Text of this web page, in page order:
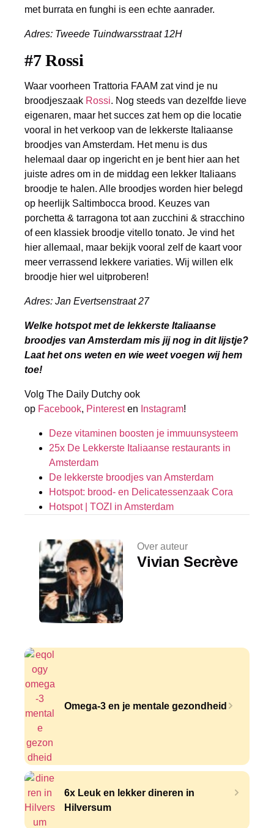
met burrata en funghi is een echte aanrader.
Adres: Tweede Tuindwarsstraat 12H
#7 Rossi
Waar voorheen Trattoria FAAM zat vind je nu
broodjeszaak Rossi. Nog steeds van dezelfde lieve
eigenaren, maar het succes zat hem op die locatie
vooral in het verkoop van de lekkerste Italiaanse
broodjes van Amsterdam. Het menu is dus
helemaal daar op ingericht en je bent hier aan het
juiste adres om in de middag een lekker Italiaans
broodje te halen. Alle broodjes worden hier belegd
op heerlijk Saltimbocca brood. Keuzes van
porchetta & tarragona tot aan zucchini & stracchino
of een klassiek broodje vitello tonato. Je vind het
hier allemaal, maar bekijk vooral zelf de kaart voor
meer verrassend lekkere variaties. Wij willen elk
broodje hier wel uitproberen!
Adres: Jan Evertsenstraat 27
Welke hotspot met de lekkerste Italiaanse
broodjes van Amsterdam mis jij nog in dit lijstje?
Laat het ons weten en wie weet voegen wij hem
toe!
Volg The Daily Dutchy ook
op Facebook, Pinteresten Instagram!
Deze vitaminen boosten je immuunsysteem
25x De Lekkerste Italiaanse restaurants in
Amsterdam
De lekkerste broodjes van Amsterdam
Hotspot: brood- en Delicatessenzaak Cora
Hotspot | TOZI in Amsterdam
Over auteur
Vivian Secrève
Omega-3 en je mentale gezondheid
6x Leuk en lekker dineren in
Hilversum